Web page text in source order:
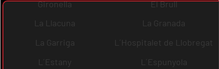
Gironella
El Brull
La Llacuna
La Granada
La Garriga
L´Hospitalet de Llobregat
L´Estany
L´Espunyola